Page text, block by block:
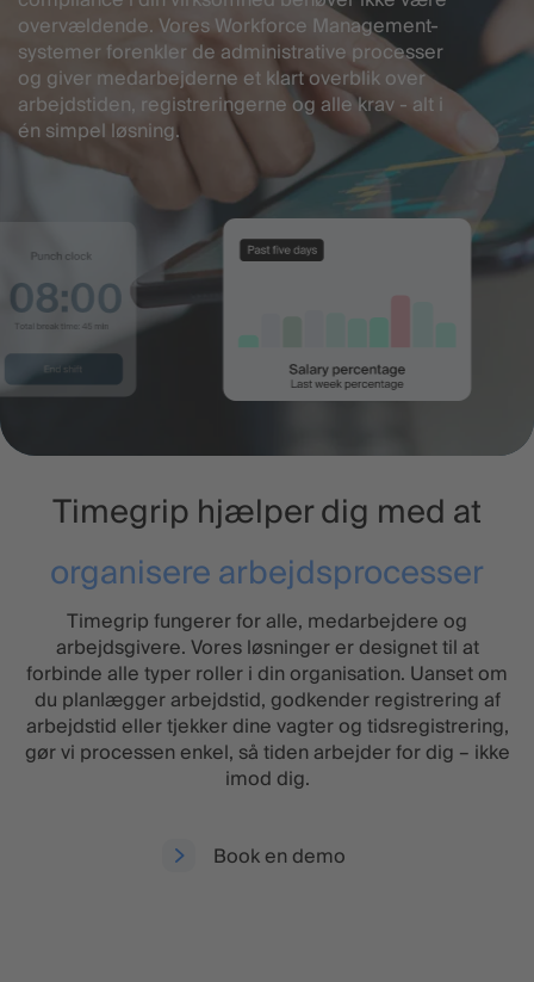
overvældende. Vores Workforce Management-
systemer forenkler de administrative processer
og giver medarbejderne et klart overblik over
arbejdstiden, registreringerne og alle krav - alt i
én simpel løsning.
Timegrip hjælper dig med at
organisere arbejdsprocesser
Timegrip fungerer for alle, medarbejdere og
arbejdsgivere. Vores løsninger er designet til at
forbinde alle typer roller i din organisation. Uanset om
du planlægger arbejdstid, godkender registrering af
arbejdstid eller tjekker dine vagter og tidsregistrering,
gør vi processen enkel, så tiden arbejder for dig – ikke
imod dig.
Book en demo